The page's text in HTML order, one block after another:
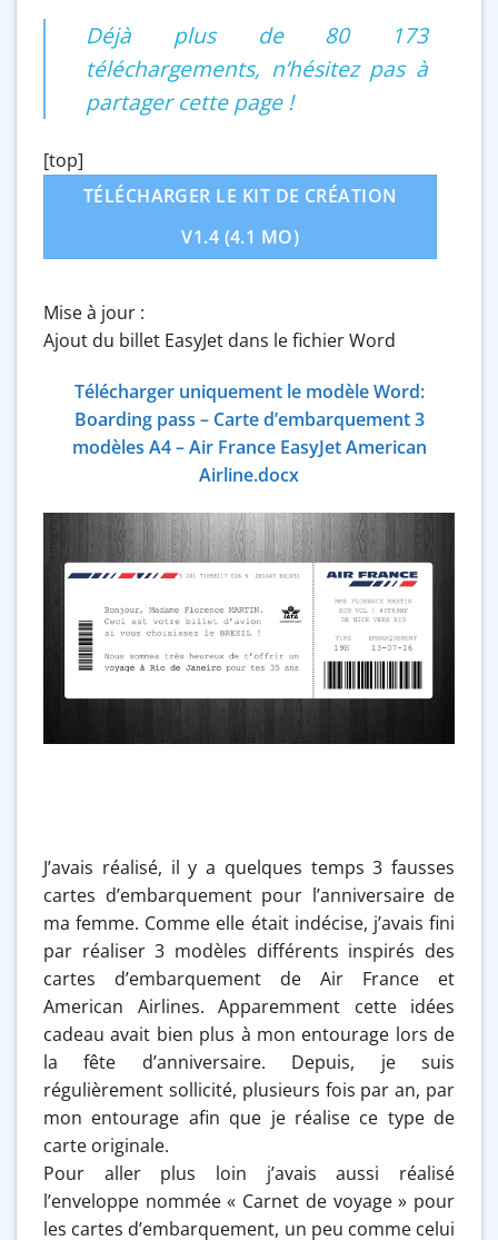
Déjà plus de 80 173
téléchargements, n’hésitez pas à
partager cette page !
[top]
TÉLÉCHARGER LE KIT DE CRÉATION
V1.4 (4.1 MO)
Mise à jour :
Ajout du billet EasyJet dans le fichier Word
Télécharger uniquement le modèle Word:
Boarding pass – Carte d’embarquement 3
modèles A4 – Air France EasyJet American
Airline.docx
J’avais réalisé, il y a quelques temps 3 fausses
cartes d’embarquement pour l’anniversaire de
ma femme. Comme elle était indécise, j’avais fini
par réaliser 3 modèles différents inspirés des
cartes d’embarquement de Air France et
American Airlines. Apparemment cette idées
cadeau avait bien plus à mon entourage lors de
la fête d’anniversaire. Depuis, je suis
régulièrement sollicité, plusieurs fois par an, par
mon entourage afin que je réalise ce type de
carte originale.
Pour aller plus loin j’avais aussi réalisé
l’enveloppe nommée « Carnet de voyage » pour
les cartes d’embarquement, un peu comme celui